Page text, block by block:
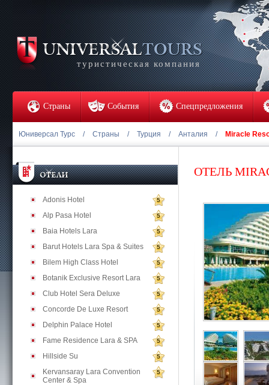
туристическая компания
Страны События Спецпредложения
Юниверсал Турс / Страны / Турция / Анталия / Miracle
Adonis Hotel 5
Alp Pasa Hotel 5
Baia Hotels Lara 5
Barut Hotels Lara Spa & Suites 5
Bilem High Class Hotel 5
Botanik Exclusive Resort Lara 5
Club Hotel Sera Deluxe 5
Concorde De Luxe Resort 5
Delphin Palace Hotel 5
Fame Residence Lara & SPA 5
Hillside Su 5
Kervansaray Lara Convention
Center & Spa
5
ОТЕЛЬ